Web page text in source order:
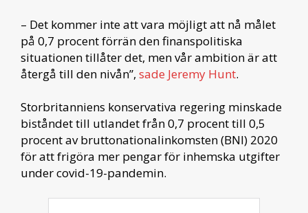
– Det kommer inte att vara möjligt att nå målet
på 0,7 procent förrän den finanspolitiska
situationen tillåter det, men vår ambition är att
återgå till den nivån”, sade Jeremy Hunt.
Storbritanniens konservativa regering minskade
biståndet till utlandet från 0,7 procent till 0,5
procent av bruttonationalinkomsten (BNI) 2020
för att frigöra mer pengar för inhemska utgifter
under covid-19-pandemin.